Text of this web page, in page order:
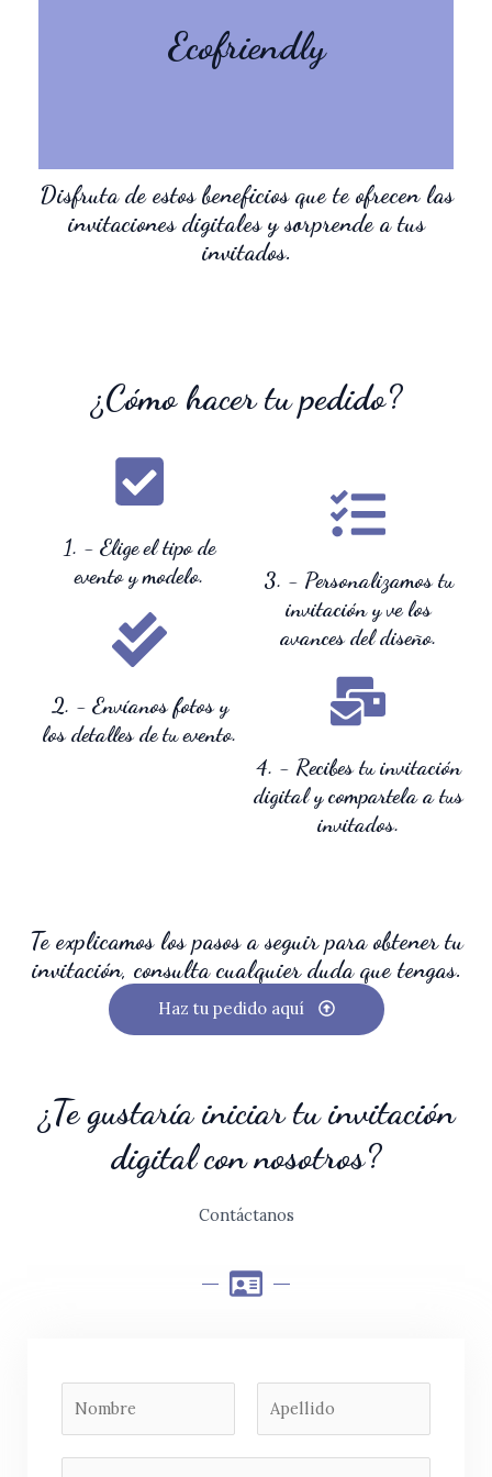
Ecofriendly
Con las invitaciones
digitales evitamos el uso
Disfruta de estos beneficios que te ofrecen las
invitaciones digitales y sorprende a tus
invitados.
¿Cómo hacer tu pedido?
1. - Elige el tipo de
evento y modelo.
2. - Envíanos fotos y
los detalles de tu evento.
3. - Personalizamos tu
invitación y ve los
avances del diseño.
4. - Recibes tu invitación
digital y compartela a tus
invitados.
Te explicamos los pasos a seguir para obtener tu
invitación, consulta cualquier duda que tengas.
Haz tu pedido aquí
¿Te gustaría iniciar tu invitación
digital con nosotros?
Contáctanos